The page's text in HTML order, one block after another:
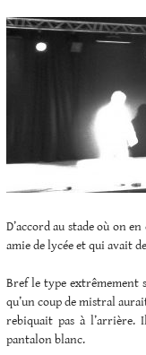
D’accord au stade où on
amie de lycée et qui avait
Bref le type extrêmement
qu’un coup de mistral
rebiquait pas à l’arrière.
pantalon blanc.